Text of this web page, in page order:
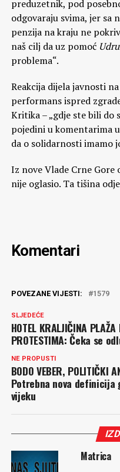
preduzetnik, pod
odgovaraju svima, jer sa
penzija na kraju ne
naš cilj da uz pomoć
problema“.
Reakcija dijela javnosti
performans ispred
Kritika – „gdje ste bili do
pojedini u komentarima
da o solidarnosti imamo
Iz nove Vlade Crne Gore
nije oglasio. Ta tišina
Komentari
POVEZANE VIJESTI: 1579
SLJEDEĆE
HOTEL KRALJIČINA PLAŽA
PROTESTIMA: Čeka se
NE PROPUSTI
BODO VEBER, POLITIČKI
Potrebna nova definicija
vijeku
Matrica